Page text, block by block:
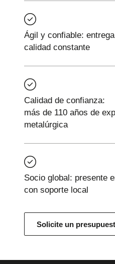
Ágil y confiable:
calidad constante
Calidad de confianza:
más de 110 años de
metalúrgica
Socio global: presente
con soporte local
Solicite un